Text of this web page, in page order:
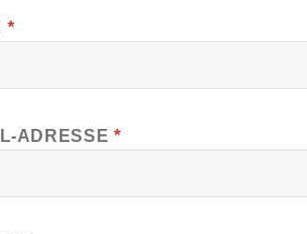
*
ADRESSE *